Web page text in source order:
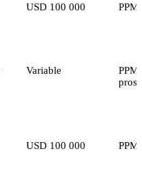
USD 100 000 PPM
Variable
PPM
USD 100 000